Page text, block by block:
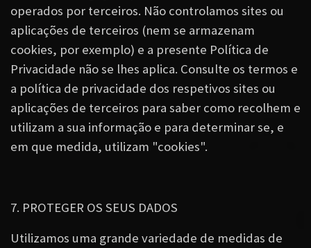
operados por terceiros. Não controlamos sites ou
aplicações de terceiros (nem se armazenam
cookies, por exemplo) e a presente Política de
Privacidade não se lhes aplica. Consulte os termos e
a política de privacidade dos respetivos sites ou
aplicações de terceiros para saber como recolhem e
utilizam a sua informação e para determinar se, e
em que medida, utilizam "cookies".
7. PROTEGER OS SEUS DADOS
Utilizamos uma grande variedade de medidas de